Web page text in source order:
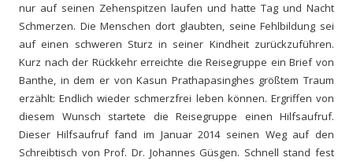
nur auf seinen Zehenspitzen laufen und hatte Tag und Nacht
Schmerzen. Die Menschen dort glaubten, seine Fehlbildung sei
auf einen schweren Sturz in seiner Kindheit zurückzuführen.
Kurz nach der Rückkehr erreichte die Reisegruppe ein Brief von
Banthe, in dem er von Kasun Prathapasinghes größtem Traum
erzählt: Endlich wieder schmerzfrei leben können. Ergriffen von
diesem Wunsch startete die Reisegruppe einen Hilfsaufruf.
Dieser Hilfsaufruf fand im Januar 2014 seinen Weg auf den
Schreibtisch von Prof. Dr. Johannes Güsgen. Schnell stand fest